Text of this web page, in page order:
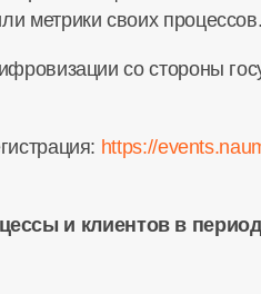
метрики своих процессов.
со стороны
https://
и клиентов в